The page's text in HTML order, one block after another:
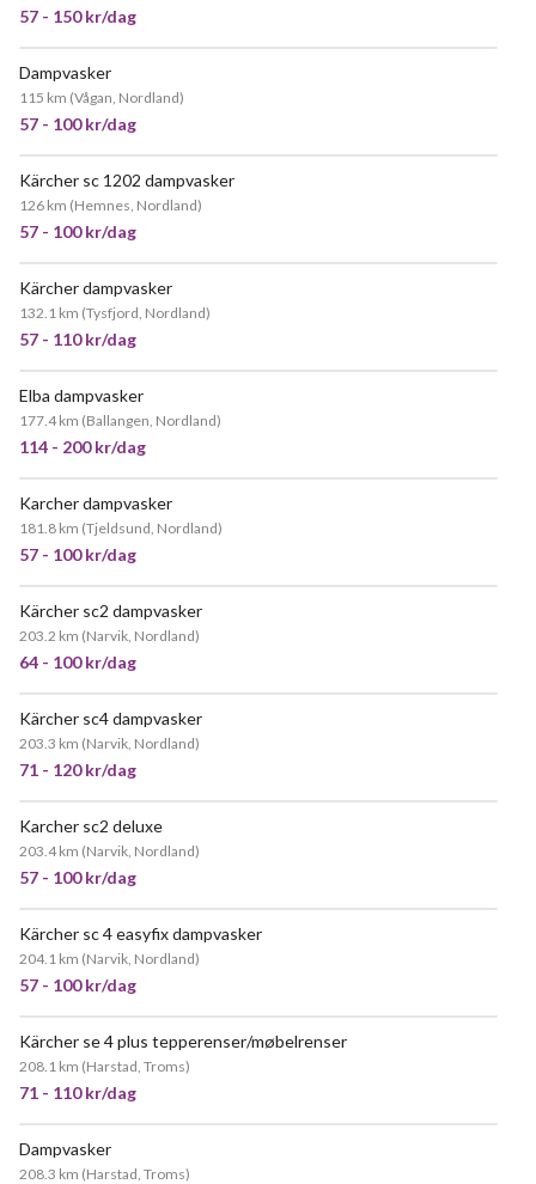
57 - 150 kr/dag
Dampvasker
115 km (Vågan, Nordland)
57 - 100 kr/dag
Kärcher sc 1202 dampvasker
126 km (Hemnes, Nordland)
57 - 100 kr/dag
Kärcher dampvasker
132.1 km (Tysfjord, Nordland)
57 - 110 kr/dag
Elba dampvasker
177.4 km (Ballangen, Nordland)
114 - 200 kr/dag
Karcher dampvasker
181.8 km (Tjeldsund, Nordland)
57 - 100 kr/dag
Kärcher sc2 dampvasker
203.2 km (Narvik, Nordland)
64 - 100 kr/dag
Kärcher sc4 dampvasker
203.3 km (Narvik, Nordland)
71 - 120 kr/dag
Karcher sc2 deluxe
203.4 km (Narvik, Nordland)
57 - 100 kr/dag
Kärcher sc 4 easyfix dampvasker
204.1 km (Narvik, Nordland)
57 - 100 kr/dag
Kärcher se 4 plus tepperenser/møbelrenser
208.1 km (Harstad, Troms)
71 - 110 kr/dag
Dampvasker
208.3 km (Harstad, Troms)